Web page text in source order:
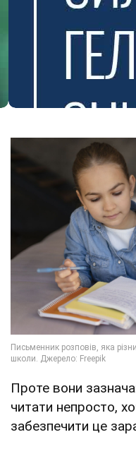
Проте вони
читати непросто,
забезпечити це